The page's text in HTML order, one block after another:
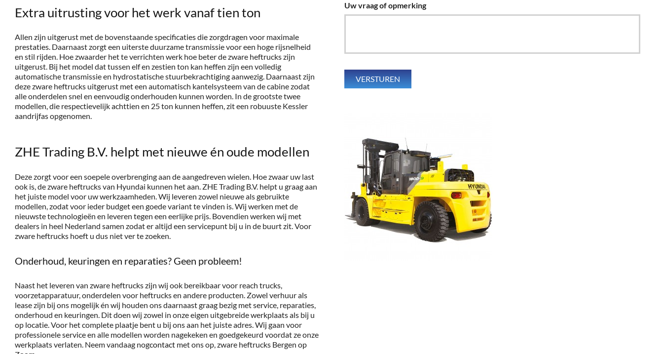
Extra uitrusting voor het werk vanaf tien ton
Allen zijn uitgerust met de bovenstaande specificaties die zorgdragen voor maximale
prestaties. Daarnaast zorgt een uiterste duurzame transmissie voor een hoge rijsnelheid
en stil rijden. Hoe zwaarder het te verrichten werk hoe beter de zware heftrucks zijn
uitgerust. Bij het model dat tussen elf en zestien ton kan heffen zijn een volledig
automatische transmissie en hydrostatische stuurbekrachtiging aanwezig. Daarnaast zijn
deze zware heftrucks uitgerust met een automatisch kantelsysteem van de cabine zodat
alle onderdelen snel en eenvoudig onderhouden kunnen worden. In de grootste twee
modellen, die respectievelijk achttien en 25 ton kunnen heffen, zit een robuuste Kessler
aandrijfas opgenomen.
ZHE Trading B.V. helpt met nieuwe én oude modellen
Deze zorgt voor een soepele overbrenging aan de aangedreven wielen. Hoe zwaar uw last
ook is, de zware heftrucks van Hyundai kunnen het aan. ZHE Trading B.V. helpt u graag aan
het juiste model voor uw werkzaamheden. Wij leveren zowel nieuwe als gebruikte
modellen, zodat voor ieder budget een goede variant te vinden is. Wij werken met de
nieuwste technologieën en leveren tegen een eerlijke prijs. Bovendien werken wij met
dealers in heel Nederland samen zodat er altijd een servicepunt bij u in de buurt zit. Voor
zware heftrucks hoeft u dus niet ver te zoeken.
Onderhoud, keuringen en reparaties? Geen probleem!
Naast het leveren van zware heftrucks zijn wij ook bereikbaar voor reach trucks,
voorzetapparatuur, onderdelen voor heftrucks en andere producten. Zowel verhuur als
lease zijn bij ons mogelijk én wij houden ons daarnaast graag bezig met service, reparaties,
onderhoud en keuringen. Dit doen wij zowel in onze eigen uitgebreide werkplaats als bij u
op locatie. Voor het complete plaatje bent u bij ons aan het juiste adres. Wij gaan voor
professionele service en alle modellen worden nagekeken en goedgekeurd voordat ze onze
werkplaats verlaten. Neem vandaag nogcontactmet ons op, zware heftrucks Bergen op
Uw vraag of opmerking